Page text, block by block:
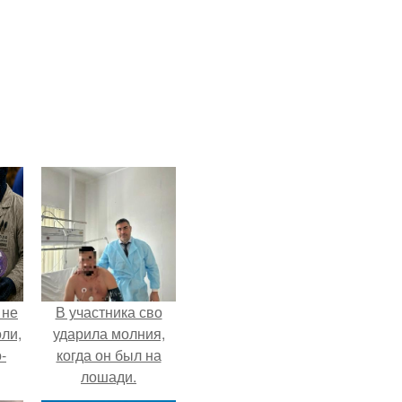
В участника сво
ударила молния,
когда он был на
лошади.